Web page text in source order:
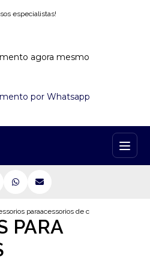
especialistas!
agora mesmo
por Whatsapp
para caminhao ford cargo
acessorios de caminhao minas
PARA